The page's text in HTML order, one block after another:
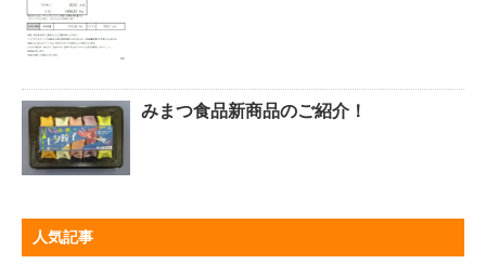
みまつ食品新商品のご紹介！
人気記事